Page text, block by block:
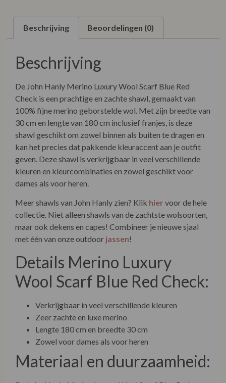
Beschrijving Beoordelingen (0)
Beschrijving
De John Hanly Merino Luxury Wool Scarf Blue Red
Check is een prachtige en zachte shawl, gemaakt van
100% fijne merino geborstelde wol. Met zijn breedte van
30 cm en lengte van 180 cm inclusief franjes, is deze
shawl geschikt om zowel binnen als buiten te dragen en
kan het precies dat pakkende kleuraccent aan je outfit
geven. Deze shawl is verkrijgbaar in veel verschillende
kleuren en kleurcombinaties en zowel geschikt voor
dames als voor heren.
Meer shawls van John Hanly zien? Klik hier voor de hele
collectie. Niet alleen shawls van de zachtste wolsoorten,
maar ook dekens en capes! Combineer je nieuwe sjaal
met één van onze outdoor jassen!
Details Merino Luxury
Wool Scarf Blue Red Check:
Verkrijgbaar in veel verschillende kleuren
Zeer zachte en luxe merino
Lengte 180 cm en breedte 30 cm
Zowel voor dames als voor heren
Materiaal en duurzaamheid: